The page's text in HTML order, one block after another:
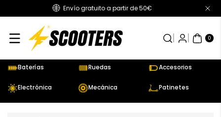
Envío gratuito a partir de 50€
0
AR
TÍC
UL
Baterías Ruedas Accesorios
Electrónica Mecánica Patinetes